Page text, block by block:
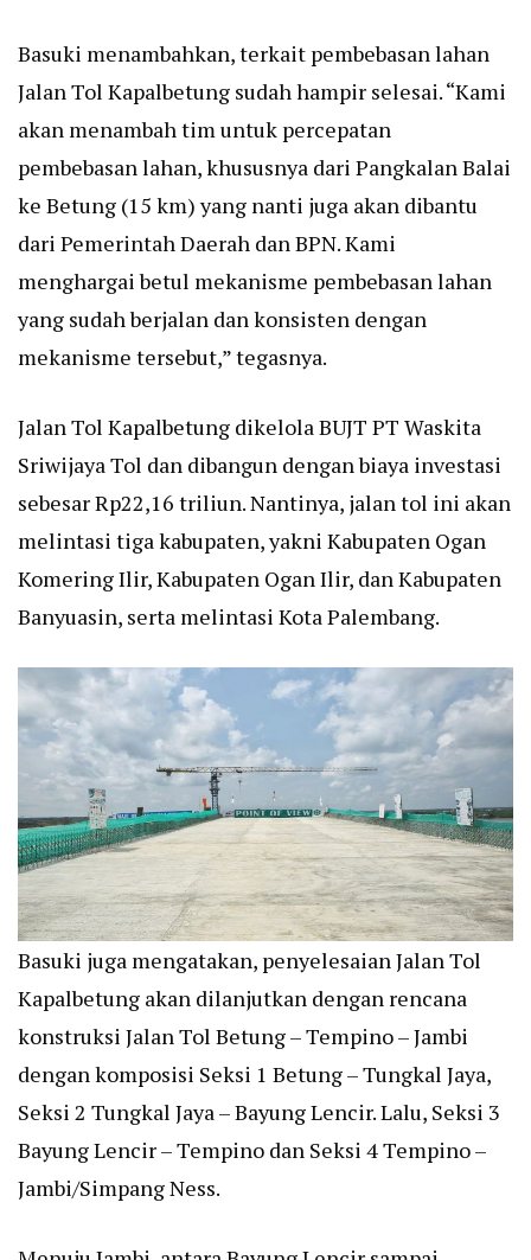
Basuki menambahkan, terkait pembebasan lahan
Jalan Tol Kapalbetung sudah hampir selesai. “Kami
akan menambah tim untuk percepatan
pembebasan lahan, khususnya dari Pangkalan Balai
ke Betung (15 km) yang nanti juga akan dibantu
dari Pemerintah Daerah dan BPN. Kami
menghargai betul mekanisme pembebasan lahan
yang sudah berjalan dan konsisten dengan
mekanisme tersebut,” tegasnya.
Jalan Tol Kapalbetung dikelola BUJT PT Waskita
Sriwijaya Tol dan dibangun dengan biaya investasi
sebesar Rp22,16 triliun. Nantinya, jalan tol ini akan
melintasi tiga kabupaten, yakni Kabupaten Ogan
Komering Ilir, Kabupaten Ogan Ilir, dan Kabupaten
Banyuasin, serta melintasi Kota Palembang.
Basuki juga mengatakan, penyelesaian Jalan Tol
Kapalbetung akan dilanjutkan dengan rencana
konstruksi Jalan Tol Betung – Tempino – Jambi
dengan komposisi Seksi 1 Betung – Tungkal Jaya,
Seksi 2 Tungkal Jaya – Bayung Lencir. Lalu, Seksi 3
Bayung Lencir – Tempino dan Seksi 4 Tempino –
Jambi/Simpang Ness.